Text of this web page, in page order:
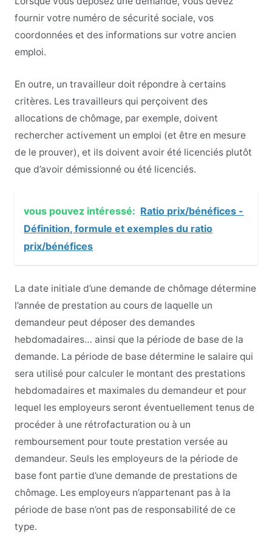
fournir votre numéro de sécurité sociale, vos
coordonnées et des informations sur votre ancien
emploi.
En outre, un travailleur doit répondre à certains
critères. Les travailleurs qui perçoivent des
allocations de chômage, par exemple, doivent
rechercher activement un emploi (et être en mesure
de le prouver), et ils doivent avoir été licenciés plutôt
que d’avoir démissionné ou été licenciés.
vous pouvez intéressé: Ratio prix/bénéfices -
Définition, formule et exemples du ratio
prix/bénéfices
La date initiale d’une demande de chômage détermine
l’année de prestation au cours de laquelle un
demandeur peut déposer des demandes
hebdomadaires… ainsi que la période de base de la
demande. La période de base détermine le salaire qui
sera utilisé pour calculer le montant des prestations
hebdomadaires et maximales du demandeur et pour
lequel les employeurs seront éventuellement tenus de
procéder à une rétrofacturation ou à un
remboursement pour toute prestation versée au
demandeur. Seuls les employeurs de la période de
base font partie d’une demande de prestations de
chômage. Les employeurs n’appartenant pas à la
période de base n’ont pas de responsabilité de ce
type.